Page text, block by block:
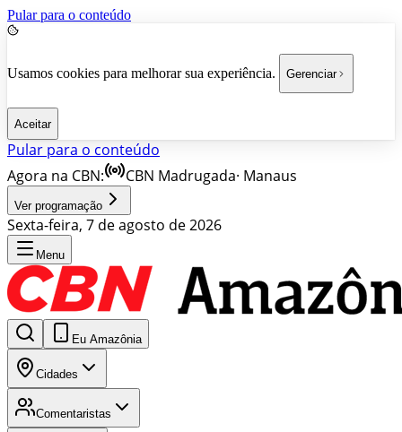
Pular para o conteúdo
Usamos cookies para melhorar sua experiência. Gerenciar
Aceitar
Pular para o conteúdo
Agora na CBN:
CBN Madrugada· Manaus
Ver programação
Sexta-feira, 7 de agosto de 2026
Menu
Eu Amazônia
Cidades
Comentaristas